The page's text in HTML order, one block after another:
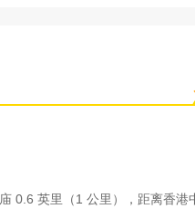
0.6 英里（1 公里），距离香港